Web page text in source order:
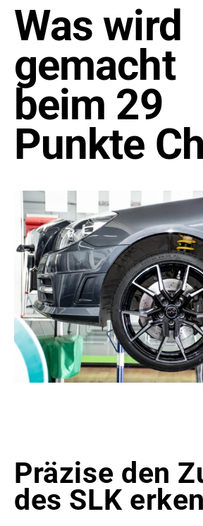
Was wird
gemacht
beim 29
Punkte
Präzise den
des SLK